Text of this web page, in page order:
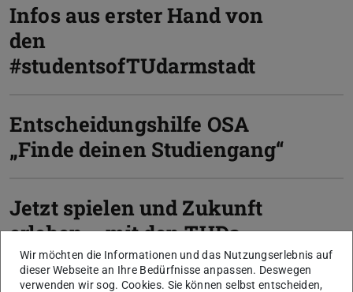
Infos aus erster Hand von
den
#studentsofTUdarmstadt
Entscheidungshilfe OSA
„Finde deinen Studiengang“
Jetzt spielen und Zukunft
erleben – mit den TUDa
Campus Quests
Wir möchten die Informationen und das Nutzungserlebnis auf
dieser Webseite an Ihre Bedürfnisse anpassen. Deswegen
verwenden wir sog. Cookies. Sie können selbst entscheiden,